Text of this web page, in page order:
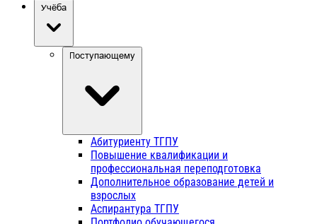
Учёба
Поступающему
Абитуриенту ТГПУ
Повышение квалификации и
профессиональная переподготовка
Дополнительное образование детей и
взрослых
Аспирантура ТГПУ